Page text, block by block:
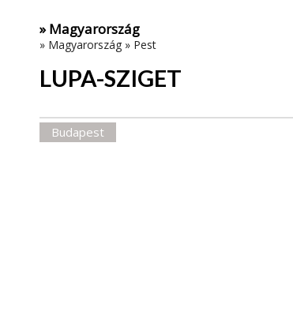
» Magyarország
» Magyarország » Pest
LUPA-SZIGET
Budapest